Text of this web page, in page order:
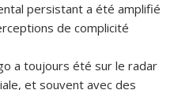
persistant a été amplifié
de complicité
a toujours été sur le radar
et souvent avec des